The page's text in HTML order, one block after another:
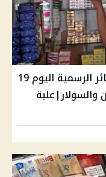
إيسترن كومباني تعلن أسعار السجائر الرسمية اليوم 19
والسولار|علبة